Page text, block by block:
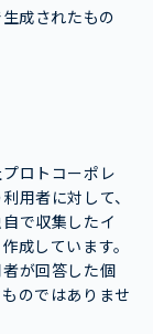
成されたもの
ロトコーポレ
用者に対して、
で収集したイ
成しています。
が回答した個
のではありませ